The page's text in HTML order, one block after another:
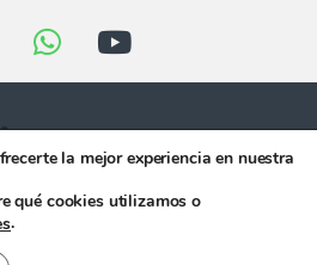
de 10:00 h.
h. de Lunes a Viernes
la mejor experiencia en nuestra
qué cookies utilizamos o
.